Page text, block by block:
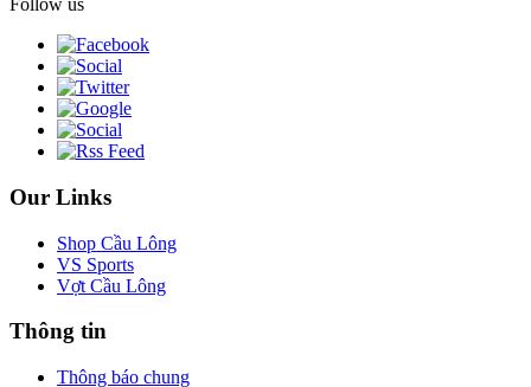
Follow us
Our Links
Shop Cầu Lông
VS Sports
Vợt Cầu Lông
Thông tin
Thông báo chung